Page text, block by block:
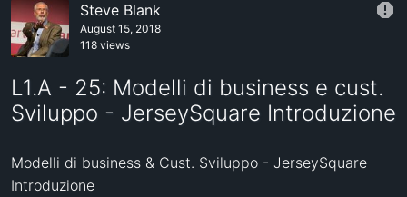
Steve Blank
August 15, 2018
118 views
L1.A - 25: Modelli di business e cust.
Sviluppo - JerseySquare Introduzione
Modelli di business & Cust. Sviluppo - JerseySquare
Introduzione